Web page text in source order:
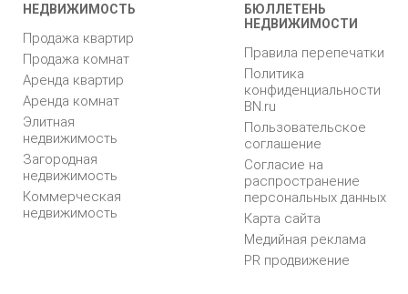
НЕДВИЖИМОСТЬ
Продажа квартир
Продажа комнат
Аренда квартир
Аренда комнат
Элитная
недвижимость
Загородная
недвижимость
Коммерческая
недвижимость
БЮЛЛЕТЕНЬ
НЕДВИЖИМОСТИ
Правила перепечатки
Политика
конфиденциальности
BN.ru
Пользовательское
соглашение
Согласие на
распространение
персональных данных
Карта сайта
Медийная реклама
PR продвижение